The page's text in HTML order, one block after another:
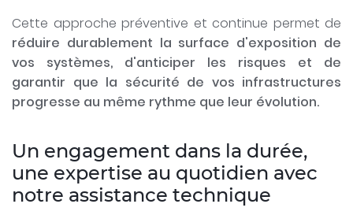
Cette approche préventive et continue permet de
réduire durablement la surface d'exposition de
vos systèmes, d'anticiper les risques et de
garantir que la sécurité de vos infrastructures
progresse au même rythme que leur évolution.
Un engagement dans la durée,
une expertise au quotidien avec
notre assistance technique